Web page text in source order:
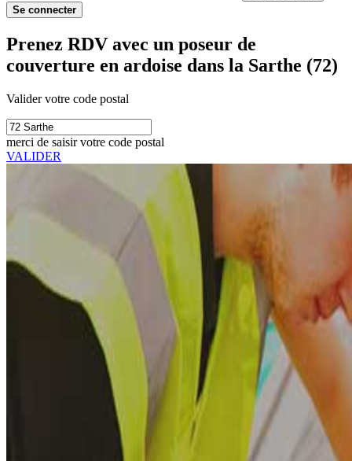
Se connecter
Prenez RDV avec un poseur de
couverture en ardoise dans la Sarthe (72)
Valider votre code postal
merci de saisir votre code postal
VALIDER